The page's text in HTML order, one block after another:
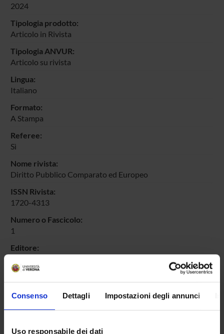
Consenso Dettagli Impostazioni degli annunci
Uso responsabile dei dati
2024
Tipologia prodotto:
Articolo in Rivista
Tipologia ANVUR:
Articolo su rivista
Lingua:
Italiano
Formato:
A Stampa
Referee:
Sì
Nome rivista:
Diritto Pubblico Comparato ed Europeo
ISSN Rivista:
1720-4313
Numero o Fascicolo:
1
Editore:
Intervallo pagine: